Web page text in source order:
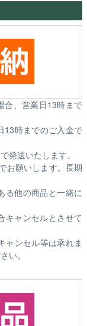
合、営業日13時まで
13時までのご入金で
発送いたします。
お願いします。長期
る他の商品と一緒に
キャンセルとさせて
ャンセル等は承れま
い。